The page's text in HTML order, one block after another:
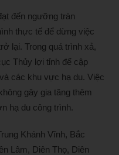
đến ngưỡng tràn
thực tế để dừng việc
lại. Trong quá trình xả,
Thủy lợi tỉnh để cập
các khu vực hạ du. Việc
gây gia tăng thêm
hạ du công trình.
Khánh Vĩnh, Bắc
Lâm, Diên Thọ, Diên